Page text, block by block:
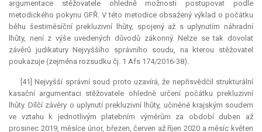
argumentace stěžovatele ohledně možnosti postupovat podle
metodického pokynu GFŘ. V této metodice obsažený výklad o počátku
běhu šestiměsíční prekluzivní lhůty, spojený až s uplynutím náhradní
lhůty, není z výše uvedených důvodů zákonný. Nelze se tak dovolat
závěrů judikatury Nejvyššího správního soudu, na kterou stěžovatel
poukazuje (zejména rozsudku čj. 1 Afs 174/2016-38).
[41] Nejvyšší správní soud proto uzavírá, že nepřisvědčil strukturální
kasační argumentaci stěžovatele ohledně určení počátku prekluzivní
lhůty. Dílčí závěry o uplynutí prekluzivní lhůty, učiněné krajským soudem
ve vztahu k jednotlivým platebním výměrům za období duben až
prosinec 2019, měsíce únor, březen, červen až říjen 2020 a měsíc květen